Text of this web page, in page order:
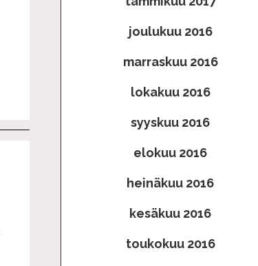
joulukuu 2016
marraskuu 2016
lokakuu 2016
syyskuu 2016
elokuu 2016
heinäkuu 2016
kesäkuu 2016
toukokuu 2016